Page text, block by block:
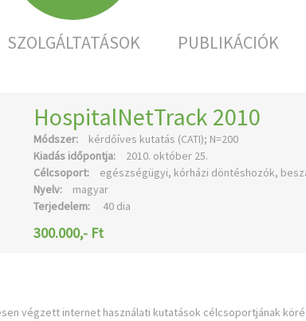
SZOLGÁLTATÁSOK PUBLIKÁCIÓK
HospitalNetTrack 2010
Módszer:
kérdőíves kutatás (CATI); N=200
Kiadás időpontja:
2010. október 25.
Célcsoport:
egészségügyi, kórházi döntéshozók,
Nyelv:
magyar
Terjedelem:
40 dia
300.000,- Ft
végzett internet használati kutatások célcsoportjának